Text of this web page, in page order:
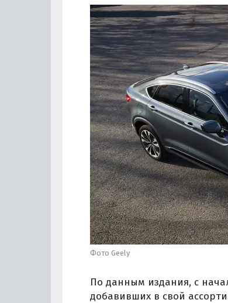
Фото Geely
По данным издания, с
добавивших в свой